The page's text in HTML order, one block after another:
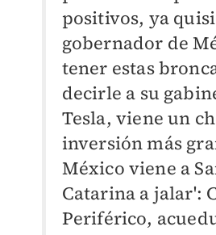
positivos, ya
gobernador de
tener estas
decirle a su
Tesla, viene un
inversión más
México viene a
Catarina a jalar':
Periférico,